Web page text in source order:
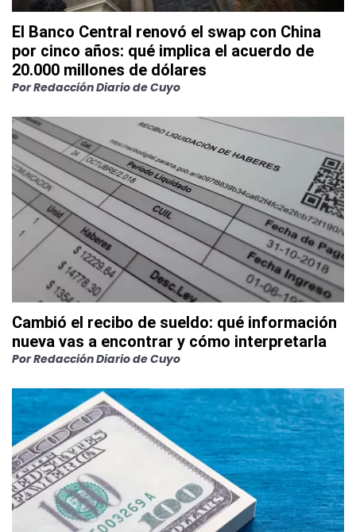
El Banco Central renovó el swap con China
por cinco años: qué implica el acuerdo de
20.000 millones de dólares
PorRedacción Diario de Cuyo
Cambió el recibo de sueldo: qué información
nueva vas a encontrar y cómo interpretarla
PorRedacción Diario de Cuyo